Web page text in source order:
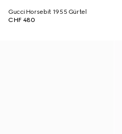
Gucci Horsebit 1955 Gürtel
CHF 480